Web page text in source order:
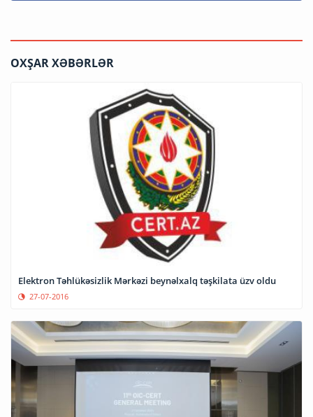
OXŞAR XƏBƏRLƏR
Elektron Təhlükəsizlik Mərkəzi beynəlxalq təşkilata üzv oldu
27-07-2016